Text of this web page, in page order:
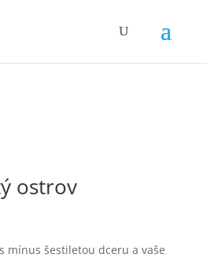
ostrov
mínus šestiletou dceru a vaše